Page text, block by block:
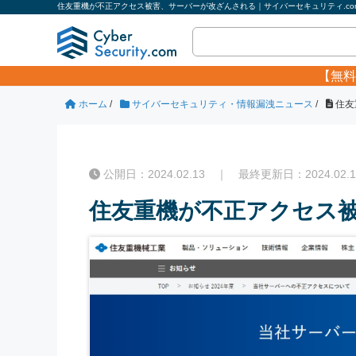
住友重機が不正アクセス被害、サーバーが改ざんされる｜サイバーセキュリティ
【無
ホーム / サイバーセキュリティ・情報漏洩ニュース / 住
公開日：2024.02.13 ｜ 最終更新日：
住友重機が不正アクセス